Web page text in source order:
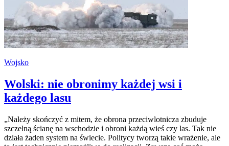
Wojsko
Wolski: nie obronimy każdej wsi i
każdego lasu
„Należy skończyć z mitem, że obrona przeciwlotnicza zbuduje
szczelną ścianę na wschodzie i obroni każdą wieś czy las. Tak nie
działa żaden system na świecie. Politycy tworzą takie wrażenie, ale